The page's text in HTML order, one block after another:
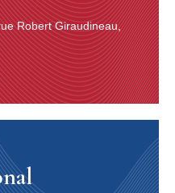
et de noirs
vous de toutes les
même. Mais lors des
ensemble de contes,
la puissance de son
un lieu où la
parole merveilleuse re­
avait été, depuis
cet Orient doux et
turqueries, les entrées
ballets et des opéras
que peu de choses.
Robert Giraudineau,